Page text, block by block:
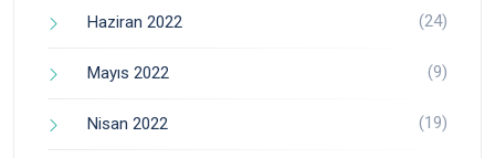
Haziran 2022 (24)
Mayıs 2022 (9)
Nisan 2022 (19)